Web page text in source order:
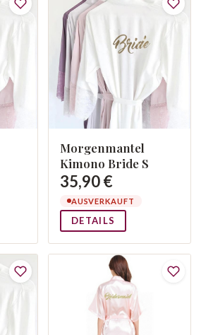
Morgenmantel
Kimono Bride S
35,90 €
AUSVERKAUFT
DETAILS